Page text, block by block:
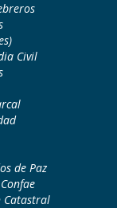
Civil
de Paz
Catastral